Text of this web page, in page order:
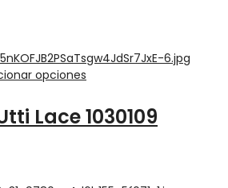
opciones
Lace 1030109